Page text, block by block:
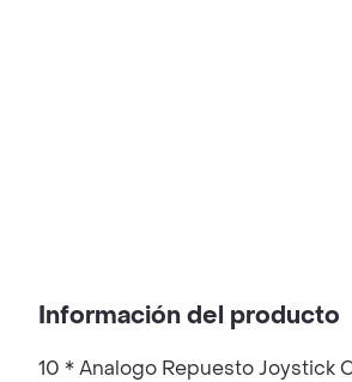
Información del producto
10 * Analogo Repuesto Joystick